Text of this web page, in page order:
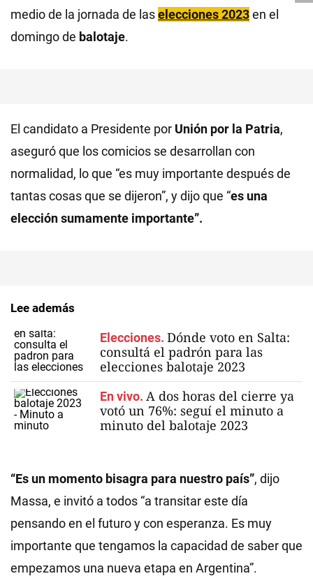
medio de la jornada de laselecciones 2023en el
domingo de balotaje.
El candidato a Presidente por Unión por la Patria,
aseguró que los comicios se desarrollan con
normalidad, lo que “es muy importante después de
tantas cosas que se dijeron”, y dijo que “es una
elección sumamente importante”.
Lee además
Elecciones. Dónde voto en Salta:
consultá el padrón para las
elecciones balotaje 2023
En vivo. A dos horas del cierre ya
votó un 76%: seguí el minuto a
minuto del balotaje 2023
“Es un momento bisagra para nuestro país”, dijo
Massa, e invitó a todos “a transitar este día
pensando en el futuro y con esperanza. Es muy
importante que tengamos la capacidad de saber que
empezamos una nueva etapa en Argentina”.